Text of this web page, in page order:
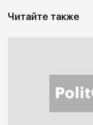
Читайте также